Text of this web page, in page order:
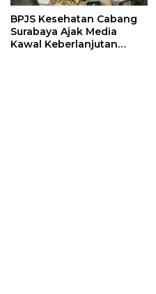
BPJS Kesehatan Cabang
Surabaya Ajak Media
Kawal Keberlanjutan